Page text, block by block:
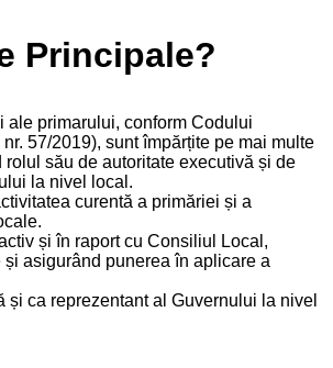
Principale?
ale primarului, conform Codului
57/2019), sunt împărțite pe mai multe
rolul său de autoritate executivă și de
la nivel local.
curentă a primăriei și a
și în raport cu Consiliul Local,
asigurând punerea în aplicare a
și ca reprezentant al Guvernului la nivel